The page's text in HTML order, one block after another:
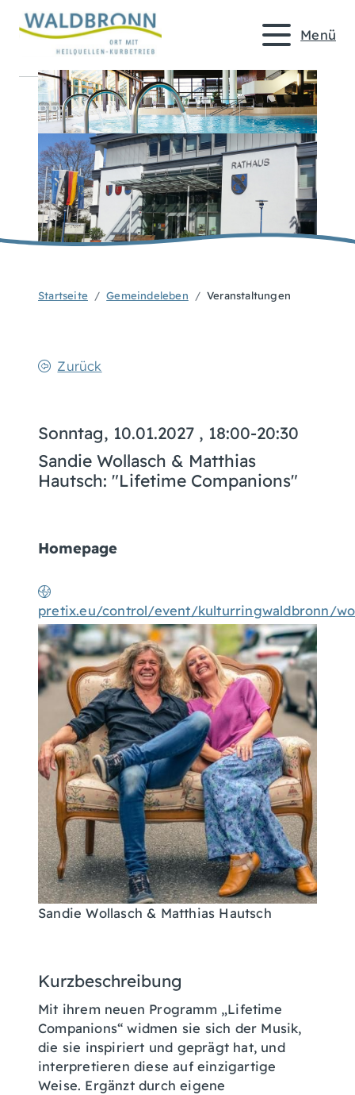
Menü
Startseite Gemeindeleben Veranstaltungen
Zurück
Sonntag, 10.01.2027 , 18:00-20:30
Sandie Wollasch & Matthias
Hautsch: "Lifetime Companions"
Homepage
pretix.eu/control/event/kulturringwaldbronn/
Sandie Wollasch & Matthias Hautsch
Kurzbeschreibung
Mit ihrem neuen Programm „Lifetime
Companions“ widmen sie sich der Musik,
die sie inspiriert und geprägt hat, und
interpretieren diese auf einzigartige
Weise. Ergänzt durch eigene